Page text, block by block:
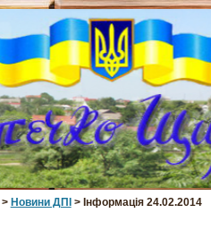
Новини ДПІ > Інформація 24.02.2014